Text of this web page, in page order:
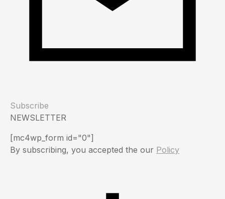
Subscribe
NEWSLETTER
[mc4wp_form id="0"]
By subscribing, you accepted the our Policy